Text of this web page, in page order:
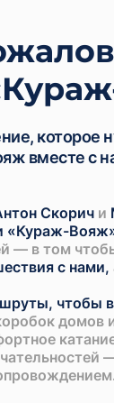
которое
вместе с
Скорич и
«Кураж-
— в том
с нами,
чтобы
домов